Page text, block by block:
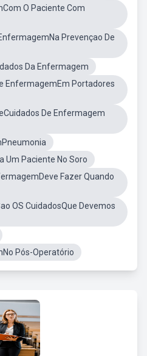
O Paciente Com
Prevençao De
Da Enfermagem
EnfermagemEm Portadores
De Enfermagem
Um Paciente No Soro
Fazer Quando
OS CuidadosQue Devemos
Pós-Operatório